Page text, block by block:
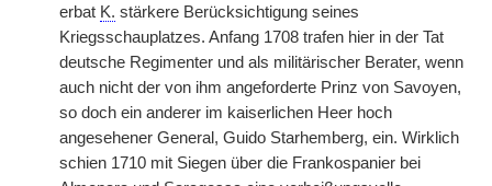
erbat K. stärkere Berücksichtigung seines
Kriegsschauplatzes. Anfang 1708 trafen hier in der Tat
deutsche Regimenter und als militärischer Berater, wenn
auch nicht der von ihm angeforderte Prinz von Savoyen,
so doch ein anderer im kaiserlichen Heer hoch
angesehener General, Guido Starhemberg, ein. Wirklich
schien 1710 mit Siegen über die Frankospanier bei